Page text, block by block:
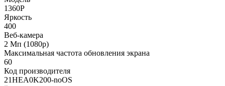
1360P
Яркость
400
Веб-камера
2 Мп (1080p)
Максимальная частота обновления экрана
60
Код производителя
21HEA0K200-noOS